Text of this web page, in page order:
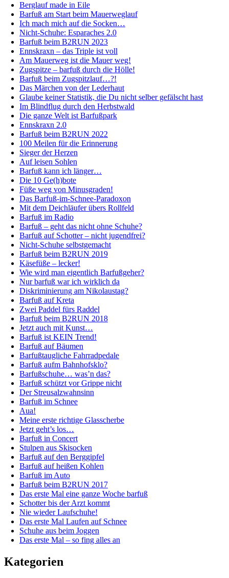
Berglauf made in Eile
Barfuß am Start beim Mauerweglauf
Ich mach mich auf die Socken…
Nicht-Schuhe: Esparaches 2.0
Barfuß beim B2RUN 2023
Ennskraxn – das Triple ist voll
Am Mauerweg ist die Mauer weg!
Zugspitze – barfuß durch die Hölle!
Barfuß beim Zugspitzlauf…?!
Das Märchen von der Lederhaut
Glaube keiner Statistik, die Du nicht selber gefälscht hast
Im Blindflug durch den Herbstwald
Die ganze Welt ist Barfußpark
Ennskraxn 2.0
Barfuß beim B2RUN 2022
100 Meilen für die Erinnerung
Sieger der Herzen
Auf leisen Sohlen
Barfuß kann ich länger…
Die 10 Ge(h)bote
Füße weg von Minusgraden!
Das Barfuß-im-Schnee-Paradoxon
Mit dem Deichläufer übers Rollfeld
Barfuß im Radio
Barfuß – geht das nicht ohne Schuhe?
Barfuß auf Schotter – nicht jugendfrei?
Nicht-Schuhe selbstgemacht
Barfuß beim B2RUN 2019
Käsefüße – lecker!
Wie wird man eigentlich Barfußgeher?
Nur barfuß war ich wirklich da
Diskriminierung am Nikolaustag?
Barfuß auf Kreta
Zwei Paddel fürs Raddel
Barfuß beim B2RUN 2018
Jetzt auch mit Kunst…
Barfuß ist KEIN Trend!
Barfuß auf Bäumen
Barfußtaugliche Fahrradpedale
Barfuß aufm Bahnhofsklo?
Barfußschuhe… was’n das?
Barfuß schützt vor Grippe nicht
Der Streusalzwahnsinn
Barfuß im Schnee
Aua!
Meine erste richtige Glasscherbe
Jetzt geht’s los…
Barfuß in Concert
Stulpen aus Skisocken
Barfuß auf den Berggipfel
Barfuß auf heißen Kohlen
Barfuß im Auto
Barfuß beim B2RUN 2017
Das erste Mal eine ganze Woche barfuß
Schotter bis der Arzt kommt
Nie wieder Laufschuhe!
Das erste Mal Laufen auf Schnee
Schuhe aus beim Joggen
Das erste Mal – so fing alles an
Kategorien